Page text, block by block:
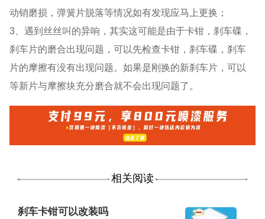
动销磨损，弹簧片脱落等情况如有发现应马上更换；
3、遇到丝丝叫的异响，其实这可能是由于卡钳，刹车碟，
刹车片的磨合出现问题，可以先检查卡钳，刹车碟，刹车
片的摩擦有没有出现问题。如果是刚换的新刹车片，可以
等新片与摩擦块充分磨合就不会出现问题了。
相关阅读
刹车卡钳可以改装吗